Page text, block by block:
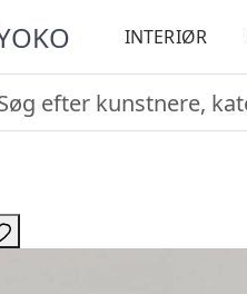
INTERIØR